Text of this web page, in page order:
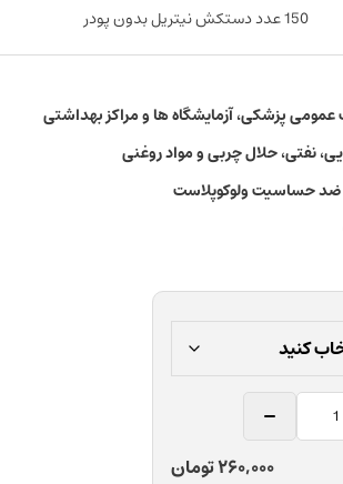
150 عدد دستکش نیتریل بدون پودر
عمومی پزشکی، آزمایشگاه ها و مراکز بهداشتی
نفتی، حلال چربی و مواد روغنی
حساسیت ولوکوپلاست
260,000تومان